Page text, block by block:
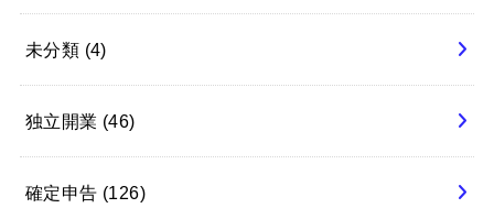
未分類 (4)
独立開業 (46)
確定申告 (126)